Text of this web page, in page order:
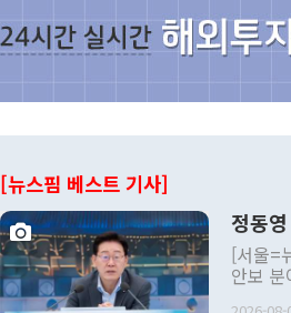
[뉴스핌 베스트 기사]
정동
[서울=
안보